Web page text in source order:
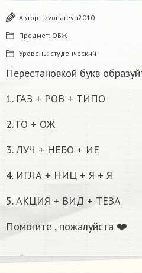
Автор: lzvonareva2010
Предмет: ОБЖ
Уровень: студенческий
Перестановкой букв
1. ГАЗ + РОВ + ТИПО
2. ГО + ОЖ
3. ЛУЧ + НЕБО + ИЕ
4. ИГЛА + НИЦ + Я + Я
5. АКЦИЯ + ВИД + ТЕЗА
Помогите , пожалуйста ❤️